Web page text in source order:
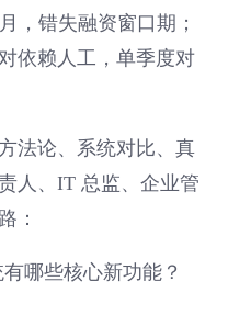
，错失融资窗口期；
依赖人工，单季度对
法论、系统对比、真
人、IT 总监、企业管
：
哪些核心新功能？